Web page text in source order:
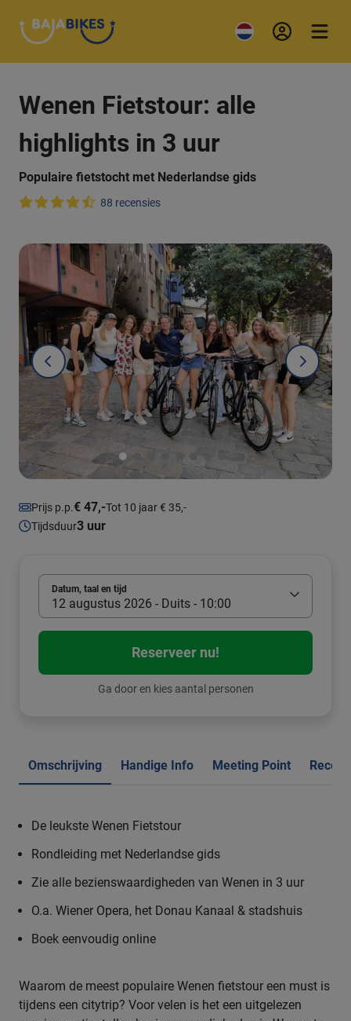
Wenen Fietstour: alle
highlights in 3 uur
Populaire fietstocht met Nederlandse gids
88 recensies
Prijs p.p.€ 47,-Tot 10 jaar € 35,-
Tijdsduur3 uur
Datum, taal en tijd
12 augustus 2026 - Duits - 10:00
Reserveer nu!
Ga door en kies aantal personen
Omschrijving Handige Info Meeting Point
De leukste Wenen Fietstour
Rondleiding met Nederlandse gids
Zie alle bezienswaardigheden van Wenen in 3 uur
O.a. Wiener Opera, het Donau Kanaal & stadshuis
Boek eenvoudig online
Waarom de meest populaire Wenen fietstour een must is
tijdens een citytrip? Voor velen is het een uitgelezen